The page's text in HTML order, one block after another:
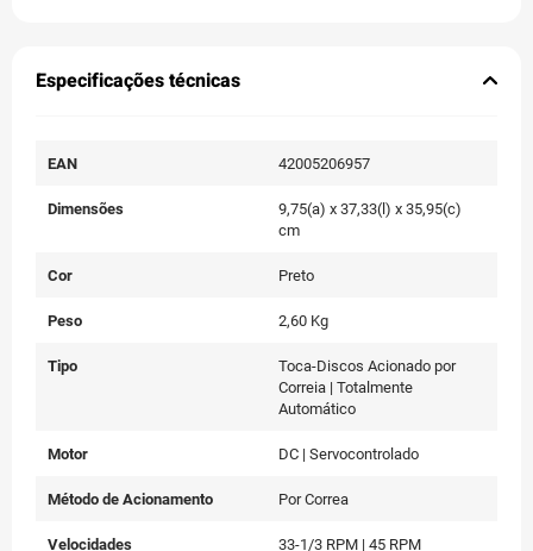
Especificações técnicas
EAN 42005206957
Dimensões
9,75(a) x 37,33(l) x 35,95(c)
cm
Cor Preto
Peso 2,60 Kg
Tipo
Toca-Discos Acionado por
Correia | Totalmente
Automático
Motor DC | Servocontrolado
Método de Acionamento Por Correa
Velocidades 33-1/3 RPM | 45 RPM